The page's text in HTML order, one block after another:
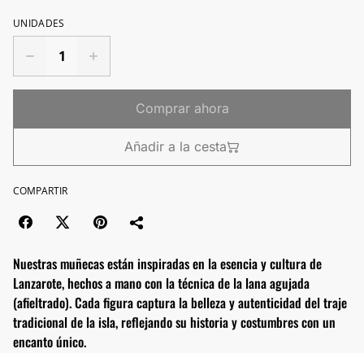
UNIDADES
Comprar ahora
Añadir a la cesta
COMPARTIR
Nuestras muñecas están inspiradas en la esencia y cultura de
Lanzarote, hechos a mano con la técnica de la lana agujada
(afieltrado). Cada figura captura la belleza y autenticidad del traje
tradicional de la isla, reflejando su historia y costumbres con un
encanto único.